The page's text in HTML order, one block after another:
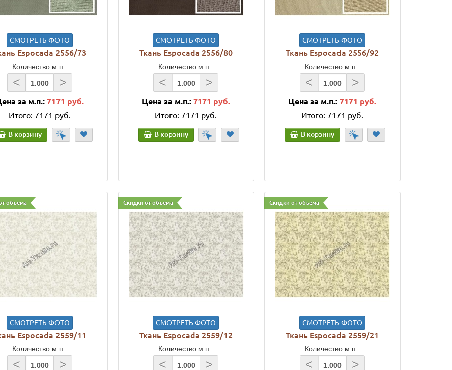
СМОТРЕТЬ ФОТО
Espocada 2556/73
Количество м.п.:
< >
за м.п.:7171 руб.
Итого: 7171 руб.
В корзину
СМОТРЕТЬ ФОТО
Ткань Espocada 2556/80
Количество м.п.:
< >
Цена за м.п.:7171 руб.
Итого: 7171 руб.
В корзину
СМОТРЕТЬ ФОТО
Ткань Espocada 2556/92
Количество м.п.:
< >
Цена за м.п.:7171 руб.
Итого: 7171 руб.
В корзину
объема
СМОТРЕТЬ ФОТО
Espocada 2559/11
Количество м.п.:
< >
Скидки от объема
СМОТРЕТЬ ФОТО
Ткань Espocada 2559/12
Количество м.п.:
< >
Скидки от объема
СМОТРЕТЬ ФОТО
Ткань Espocada 2559/21
Количество м.п.:
< >